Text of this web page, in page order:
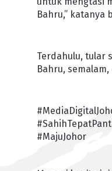
Bahru,” katanya
Terdahulu, tular
Bahru,
#MajuJohor